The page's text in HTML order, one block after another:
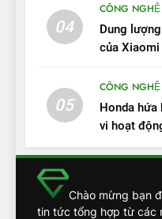
20
Xe
04
CÔNG
Dung
của
05
CÔNG
Honda hứa
vi hoạt
Chào mừng bạn
tin tức tổng hợp từ các